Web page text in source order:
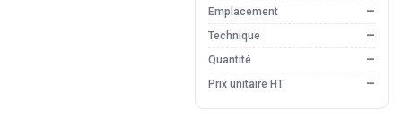
Emplacement
—
Technique
—
Quantité
—
Prix unitaire HT
—